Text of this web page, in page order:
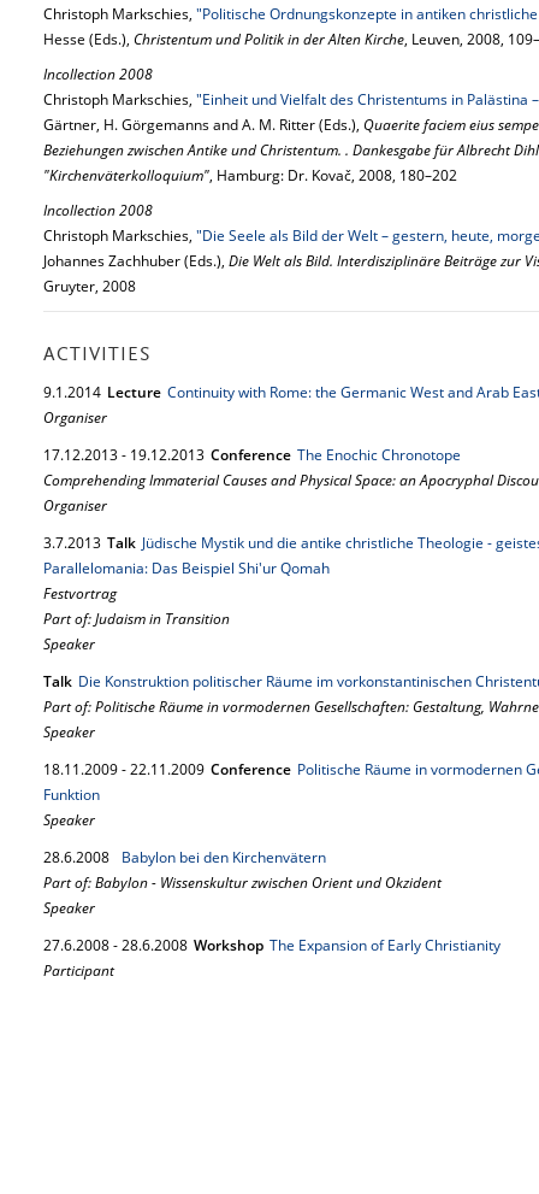
Christoph Markschies, "Politische Ordnungskonzepte in antiken
Hesse (Eds.), Christentum und Politik in der Alten Kirche, Leuven, 2008,
Incollection 2008
Christoph Markschies, "Einheit und Vielfalt des Christentums in Palästina
Gärtner, H. Görgemanns and A. M. Ritter (Eds.), Quaerite faciem eius
Beziehungen zwischen Antike und Christentum. . Dankesgabe für Albrecht
"Kirchenväterkolloquium", Hamburg: Dr. Kovač, 2008, 180–202
Incollection 2008
Christoph Markschies, "Die Seele als Bild der Welt – gestern, heute,
Johannes Zachhuber (Eds.), Die Welt als Bild. Interdisziplinäre Beiträge zur
Gruyter, 2008
ACTIVITIES
9.1.2014 Lecture Continuity with Rome: the Germanic West and Arab
Organiser
17.12.2013- 19.12.2013 Conference The Enochic Chronotope
Comprehending Immaterial Causes and Physical Space: an Apocryphal
Organiser
3.7.2013 Talk Jüdische Mystik und die antike christliche Theologie -
Parallelomania: Das Beispiel Shi'ur Qomah
Festvortrag
Part of: Judaism in Transition
Speaker
Talk Die Konstruktion politischer Räume im vorkonstantinischen
Part of: Politische Räume in vormodernen Gesellschaften: Gestaltung,
Speaker
18.11.2009-22.11.2009 Conference Politische Räume in vormodernen
Funktion
Speaker
28.6.2008
Babylon bei den Kirchenvätern
Part of: Babylon - Wissenskultur zwischen Orient und Okzident
Speaker
27.6.2008-28.6.2008 Workshop The Expansion of Early Christianity
Participant